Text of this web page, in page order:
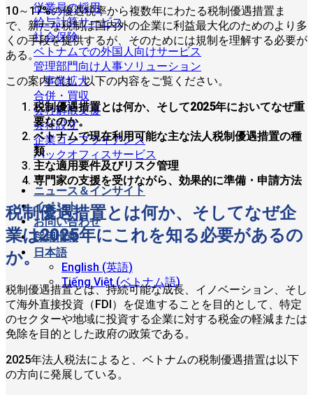
従業員の採用
給与計算サービス
社会保険
ベトナムでの外国人向けサービス
管理部門向け人事ソリューション
事業拡大
合併・買収
会社解散支援
会社設立
企業コンプライアンス
バックオフィスサービス
ニュース＆インサイト
イベント
お問い合わせ
採用情報
日本語
English (英語)
Tiếng Việt(ベトナム語)
10～17%の優遇税率から複数年にわたる税制優遇措置ま
で、新たな税制は国内外の企業に利益最大化のためのより多
くの手段を提供するが、そのためには規制を理解する必要が
ある。
この案内では、以下の内容をご覧ください。
税制優遇措置とは何か、そして2025年においてなぜ重
要なのか。
ベトナムで現在利用可能な主な法人税制優遇措置の種
類
主な適用要件及びリスク管理
専門家の支援を受けながら、効果的に準備・申請方法
税制優遇措置とは何か、そしてなぜ企
業は2025年にこれを知る必要があるの
か。
税制優遇措置とは、持続可能な成長、イノベーション、そし
て海外直接投資（FDI）を促進することを目的として、特定
のセクターや地域に投資する企業に対する税金の軽減または
免除を目的とした政府の政策である。
2025年法人税法によると、ベトナムの税制優遇措置は以下
の方向に発展している。